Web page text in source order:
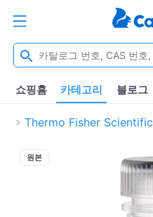
쇼핑홈 카테고리 블로그
Thermo Fisher Scientific
원본